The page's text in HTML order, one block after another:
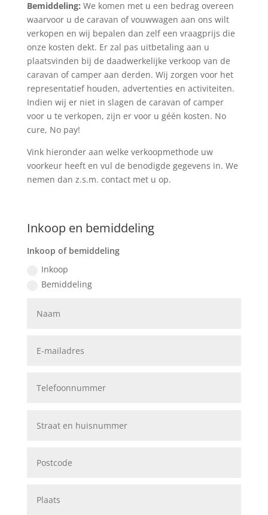
Bemiddeling: We komen met u een bedrag overeen
waarvoor u de caravan of vouwwagen aan ons wilt
verkopen en wij bepalen dan zelf een vraagprijs die
onze kosten dekt. Er zal pas uitbetaling aan u
plaatsvinden bij de daadwerkelijke verkoop van de
caravan of camper aan derden. Wij zorgen voor het
representatief houden, advertenties en activiteiten.
Indien wij er niet in slagen de caravan of camper
voor u te verkopen, zijn er voor u géén kosten. No
cure, No pay!
Vink hieronder aan welke verkoopmethode uw
voorkeur heeft en vul de benodigde gegevens in. We
nemen dan z.s.m. contact met u op.
Inkoop en bemiddeling
Inkoop of bemiddeling
Inkoop
Bemiddeling